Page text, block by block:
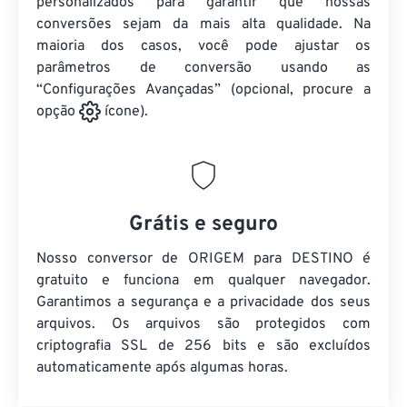
conversões sejam da mais alta qualidade. Na
maioria dos casos, você pode ajustar os
parâmetros de conversão usando as
“Configurações Avançadas” (opcional, procure a
opção
ícone).
Grátis e seguro
Nosso conversor de ORIGEM para DESTINO é
gratuito e funciona em qualquer navegador.
Garantimos a segurança e a privacidade dos seus
arquivos. Os arquivos são protegidos com
criptografia SSL de 256 bits e são excluídos
automaticamente após algumas horas.